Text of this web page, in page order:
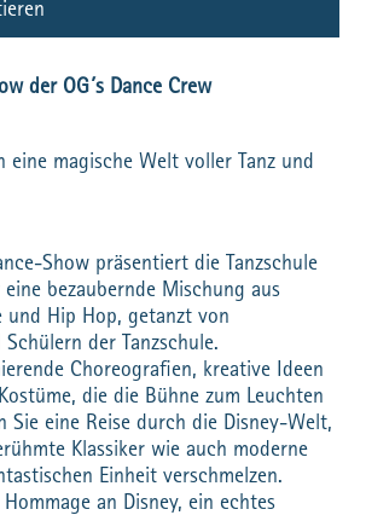
der OG´s Dance Crew
eine magische Welt voller Tanz und
Show präsentiert die Tanzschule
eine bezaubernde Mischung aus
und Hip Hop, getanzt von
der Tanzschule.
Choreografien, kreative Ideen
die die Bühne zum Leuchten
Sie eine Reise durch die Disney-Welt,
Klassiker wie auch moderne
Einheit verschmelzen.
an Disney, ein echtes